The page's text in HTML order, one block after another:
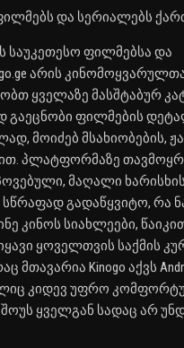
ფილმებს და სერიალებს
საუკეთესო ფილმებსა და
არის
ყველაზე მასშტაბურ
გაეცნობი ფილმების
მოიძებ მსახიობების,
პლატფორმაზე
მაღალი
გადაწყვიტო, რა
კინოს სიახლეები,
ყოველთვის საქმის
მთავარია Kinogo აქვს
კიდევ უფრო
ყველგან სადაც არ